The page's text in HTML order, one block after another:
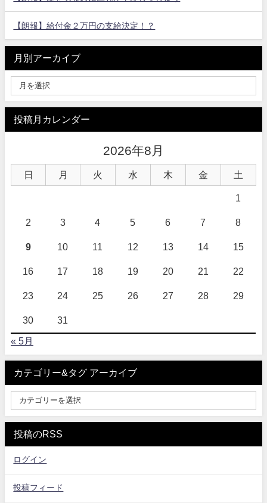
【朗報】給付金２万円の支給決定！？
月別アーカイブ
投稿月カレンダー
2026年8月
日 月 火 水 木 金 土
1
2 3 4 5 6 7 8
9 10 11 12 13 14 15
16 17 18 19 20 21 22
23 24 25 26 27 28 29
30 31
« 5月
カテゴリー&タグ アーカイブ
投稿のRSS
ログイン
投稿フィード